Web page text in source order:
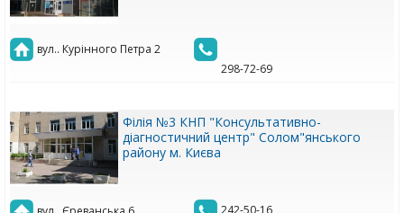
вул.. Курінного Петра 2
298-72-69
Філія №3 КНП "Консультативно-
діагностичний центр" Солом"янського
району м. Києва
242-50-16